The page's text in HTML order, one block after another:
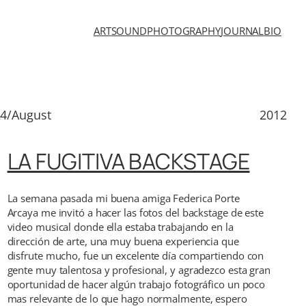
ARTSOUNDPHOTOGRAPHYJOURNALBIO
August 2012
LA FUGITIVA BACKSTAGE
La semana pasada mi buena amiga Federica Porte
Arcaya me invitó a hacer las fotos del backstage de este
video musical donde ella estaba trabajando en la
dirección de arte, una muy buena experiencia que
disfrute mucho, fue un excelente día compartiendo con
gente muy talentosa y profesional, y agradezco esta gran
oportunidad de hacer algún trabajo fotográfico un poco
mas relevante de lo que hago normalmente, espero